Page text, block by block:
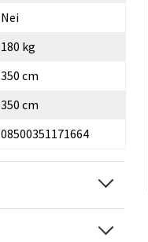
Nei
180 kg
350 cm
350 cm
08500351171664